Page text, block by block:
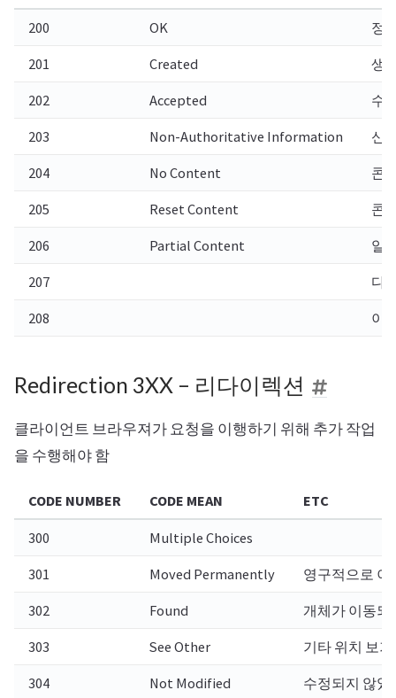
200 OK 정
201 Created 생
202 Accepted 수
203 Non-Authoritative Information 신
204 No Content 콘
205 Reset Content 콘
206 Partial Content 일
207 다
208 이
Redirection 3XX – 리다이렉션
클라이언트 브라우져가 요청을 이행하기 위해 추가 작업
을 수행해야 함
CODE NUMBER CODE MEAN ETC
300 Multiple Choices
301 Moved Permanently 영구적으로 이
302 Found 개체가 이동되
303 See Other 기타 위치 보기
304 Not Modified 수정되지 않았